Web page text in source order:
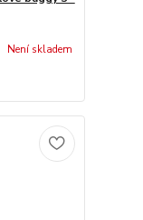
Není skladem